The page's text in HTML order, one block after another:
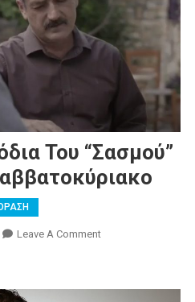
Του “Σασμού”
Leave A CommentOn
Του